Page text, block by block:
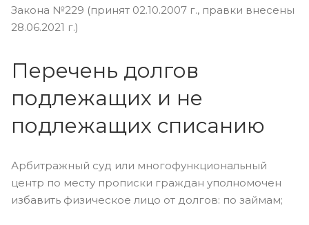
Закона №229 (принят 02.10.2007 г., правки внесены
28.06.2021 г.)
Перечень долгов
подлежащих и не
подлежащих списанию
Арбитражный суд или многофункциональный
центр по месту прописки граждан уполномочен
избавить физическое лицо от долгов: по займам;